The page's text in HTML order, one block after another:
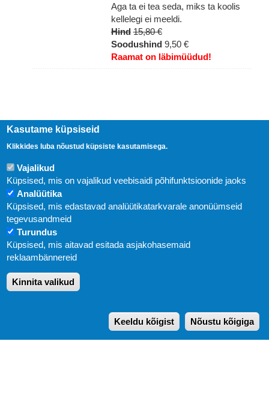
Aga ta ei tea seda, miks ta koolis
kellelegi ei meeldi.
Hind 15,80 €
Soodushind 9,50 €
Raamat on läbimüüdud!
Uudised
KIRJASTUS PEGASUS OÜ © 2020
Paldiski mnt. 29 (A korpus VI korrus), Tallinn
E-post:pegasus[at]pegasus.ee
Kasutame küpsiseid
Klikkides luba nõustud küpsiste kasutamisega.
Vajalikud
Küpsised, mis on vajalikud veebisaidi põhifunktsioonide jaoks
Analüütika
Küpsised, mis edastavad analüütikatarkvarale anonüümseid
tegevusandmeid
Turundus
Küpsised, mis aitavad esitada asjakohasemaid
reklaambännereid
Kinnita valikud
Keeldu kõigist Nõustu kõigiga